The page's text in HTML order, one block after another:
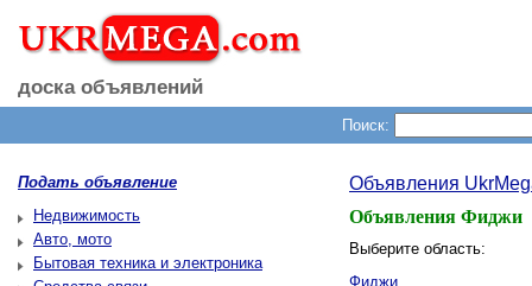
доска объявлений
Поиск:
Подать объявление
Недвижимость
Авто, мото
Бытовая техника и электроника
Объявления
Объявления Фиджи
Выберите область:
Фиджи